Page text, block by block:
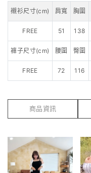
襯衫尺寸(cm) 肩寬 胸圍
FREE 51 138
褲子尺寸(cm) 腰圍 臀圍
FREE 72 116
商品資訊